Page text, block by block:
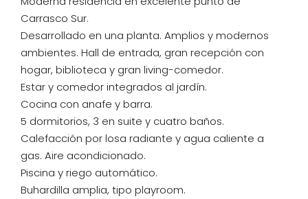
Carrasco Sur.
Desarrollado en una planta. Amplios y modernos
ambientes. Hall de entrada, gran recepción con
hogar, biblioteca y gran living-comedor.
Estar y comedor integrados al jardín.
Cocina con anafe y barra.
5 dormitorios, 3 en suite y cuatro baños.
Calefacción por losa radiante y agua caliente a
gas. Aire acondicionado.
Piscina y riego automático.
Buhardilla amplia, tipo playroom.